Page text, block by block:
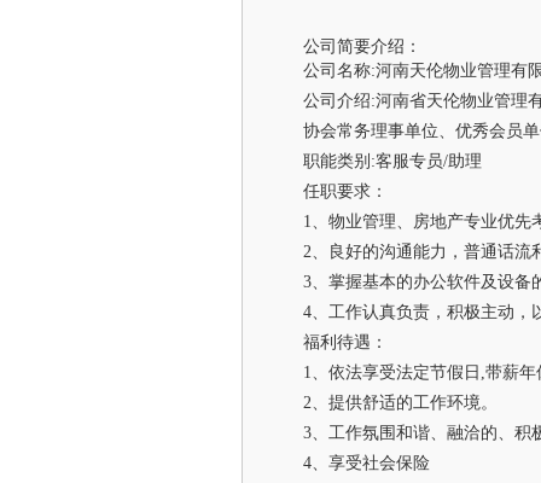
公司简要介绍：
公司名称:河南天伦物业管理有
公司介绍:河南省天伦物业管理
协会常务理事单位、优秀会员
职能类别:客服专员/助理
任职要求：
1、物业管理、房地产专业优先
2、良好的沟通能力，普通话流
3、掌握基本的办公软件及设备
4、工作认真负责，积极主动，
福利待遇：
1、依法享受法定节假日,带薪
2、提供舒适的工作环境。
3、工作氛围和谐、融洽的、积
4、享受社会保险